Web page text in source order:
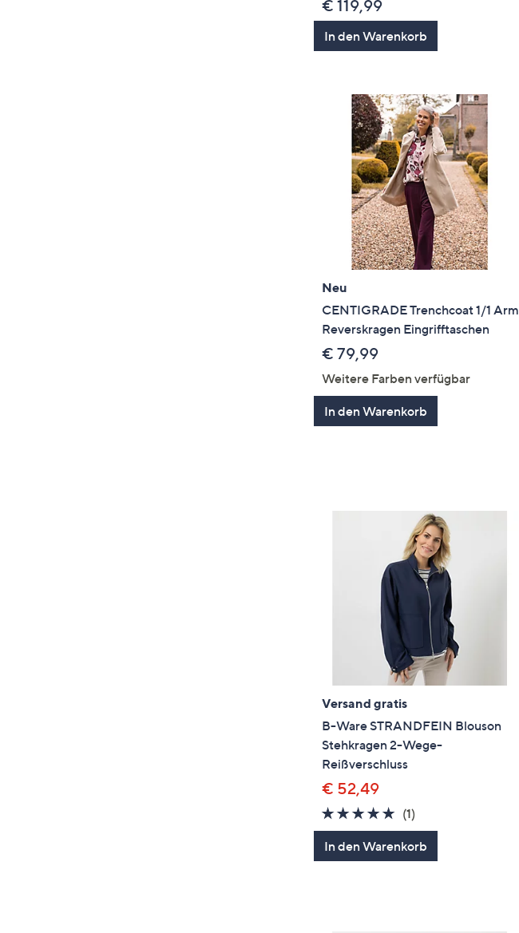
€ 119,99
In den Warenkorb
Neu
CENTIGRADE Trenchcoat 1/1 Arm
Reverskragen Eingrifftaschen
€ 79,99
Weitere Farben verfügbar
In den Warenkorb
Versand gratis
B-Ware STRANDFEIN Blouson
Stehkragen 2-Wege-
Reißverschluss
€ 52,49
5.0
von
5
(1)1
Bewertungen
In den Warenkorb